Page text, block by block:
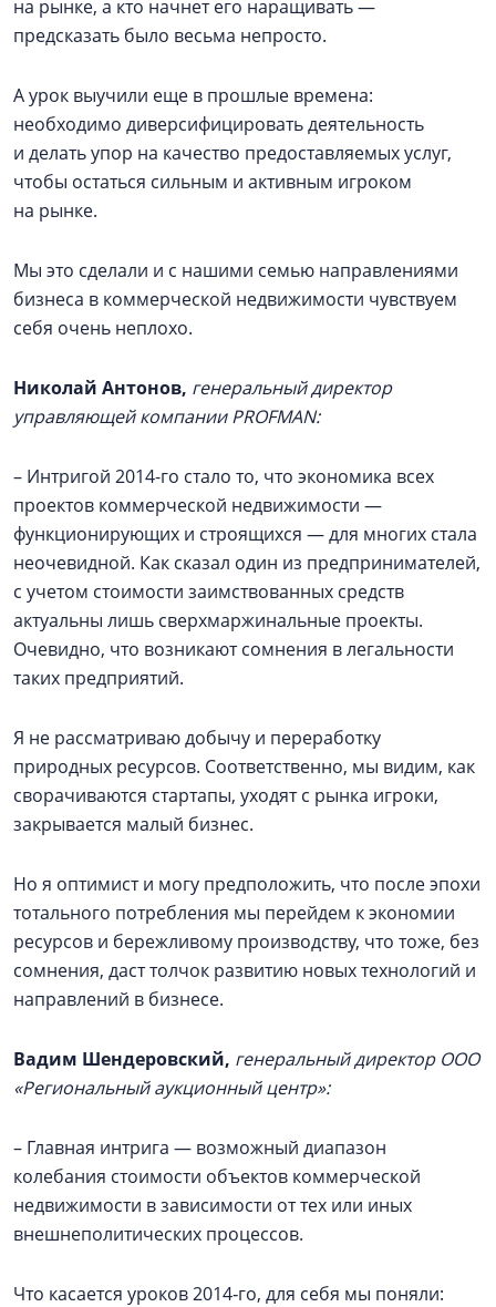
на рынке, а кто начнет его наращивать —
предсказать было весьма непросто.
А урок выучили еще в прошлые времена:
необходимо диверсифицировать деятельность
и делать упор на качество предоставляемых услуг,
чтобы остаться сильным и активным игроком
на рынке.
Мы это сделали и с нашими семью направлениями
бизнеса в коммерческой недвижимости чувствуем
себя очень неплохо.
Николай Антонов, генеральный директор
управляющей компании PROFMAN:
– Интригой 2014-го стало то, что экономика всех
проектов коммерческой недвижимости —
функционирующих и строящихся — для многих стала
неочевидной. Как сказал один из предпринимателей,
с учетом стоимости заимствованных средств
актуальны лишь сверхмаржинальные проекты.
Очевидно, что возникают сомнения в легальности
таких предприятий.
Я не рассматриваю добычу и переработку
природных ресурсов. Соответственно, мы видим, как
сворачиваются стартапы, уходят с рынка игроки,
закрывается малый бизнес.
Но я оптимист и могу предположить, что после эпохи
тотального потребления мы перейдем к экономии
ресурсов и бережливому производству, что тоже, без
сомнения, даст толчок развитию новых технологий и
направлений в бизнесе.
Вадим Шендеровский, генеральный директор ООО
«Региональный аукционный центр»:
– Главная интрига — возможный диапазон
колебания стоимости объектов коммерческой
недвижимости в зависимости от тех или иных
внешнеполитических процессов.
Что касается уроков 2014‑го, для себя мы поняли: